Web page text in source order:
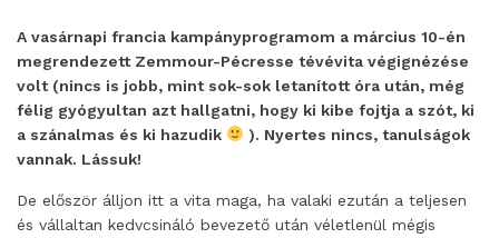
A vasárnapi francia kampányprogramom a március 10-én
megrendezett Zemmour-Pécresse tévévita végignézése
volt (nincs is jobb, mint sok-sok letanított óra után, még
félig gyógyultan azt hallgatni, hogy ki kibe fojtja a szót, ki
a szánalmas és ki hazudik
). Nyertes nincs, tanulságok
vannak. Lássuk!
De először álljon itt a vita maga, ha valaki ezután a teljesen
és vállaltan kedvcsináló bevezető után véletlenül mégis